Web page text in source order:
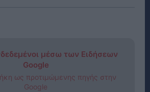
μέσω των Ειδήσεων
Google
ως προτιμώμενης πηγής στην
Google